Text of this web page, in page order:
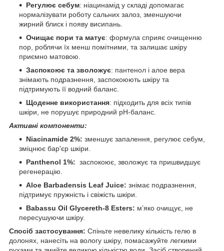
Регулює себум: ніацинамід у складі допомагає
нормалізувати роботу сальних залоз, зменшуючи
жирний блиск і появу висипань.
Очищає пори та матує: формула сприяє очищенню
пор, роблячи їх менш помітними, та залишає шкіру
приємно матовою.
Заспокоює та зволожує: пантенол і алое вера
знімають подразнення, заспокоюють шкіру та
підтримують її водний баланс.
Щоденне використання: підходить для всіх типів
шкіри, не порушує природний pH-баланс.
Активні компоненти:
Niacinamide 2%: зменшує запалення, регулює себум,
зміцнює бар'єр шкіри.
Panthenol 1%: заспокоює, зволожує та пришвидшує
регенерацію.
Aloe Barbadensis Leaf Juice: знімає подразнення,
підтримує пружність і свіжість шкіри.
Babassu Oil Glycereth-8 Esters: м’яко очищує, не
пересушуючи шкіру.
Спосіб застосування: Спіньте невелику кількість гелю в
долонях, нанесіть на вологу шкіру, помасажуйте легкими